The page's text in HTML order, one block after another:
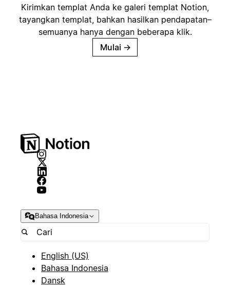
Kirimkan templat Anda ke galeri templat Notion,
tayangkan templat, bahkan hasilkan pendapatan–
semuanya hanya dengan beberapa klik.
Mulai →
Bahasa Indonesia
English (US)
Bahasa Indonesia
Dansk